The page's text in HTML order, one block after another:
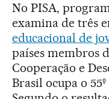
No PISA,
examina de três
educacional de
países membros
Cooperação e
Brasil ocupa o